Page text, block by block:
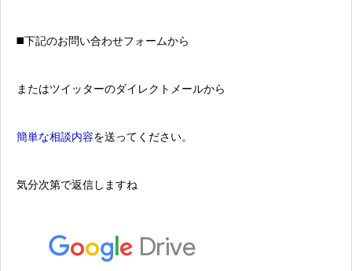
◼️下記のお問い合わせフォームから
またはツイッターのダイレクトメールから
簡単な相談内容を送ってください。
気分次第で返信しますね